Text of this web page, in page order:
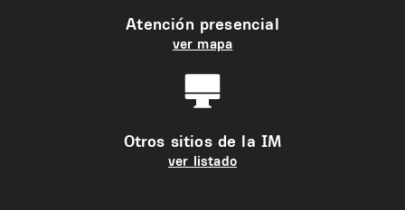
Atención presencial
ver mapa
Otros sitios de la IM
ver listado